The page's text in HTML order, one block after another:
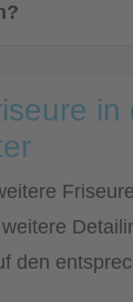
in
den